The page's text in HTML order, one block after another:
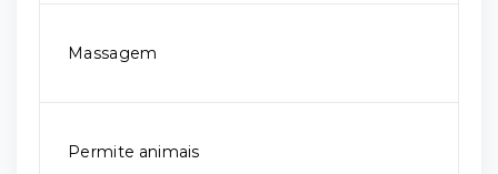
Massagem
Permite animais